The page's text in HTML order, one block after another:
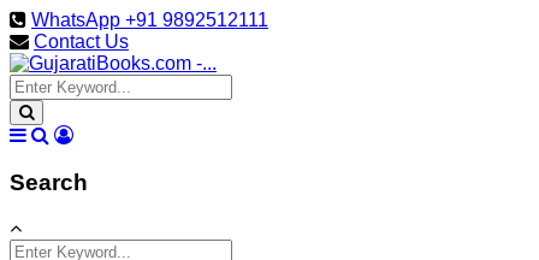
WhatsApp +91 9892512111
Contact Us
Search